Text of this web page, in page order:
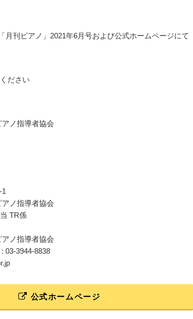
月刊ピアノ」2021年6月号および公式ホームページにて
ださい
ノ指導者協会
1
ノ指導者協会
TR係
ノ指導者協会
03-3944-8838
公式ホームページ